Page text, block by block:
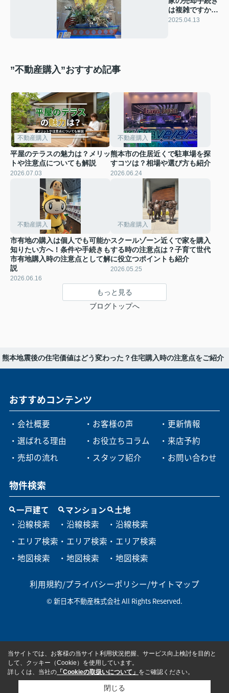
は複雑ですか？
売却プロセスを
2025.04.13
”不動産購入”おすすめ記事
不動産購入
平屋のテラスの魅力は？メリッ
トや注意点についても解説
2026.07.03
不動産購入
熊本市の住居近くで駐車場を探
すコツは？相場や選び方も紹介
2026.06.24
不動産購入
市有地の購入は個人でも可能か
知りたい方へ！条件や手続きも
市有地購入時の注意点として解
説
2026.06.16
不動産購入
スクールゾーン近くで家を購入
する時の注意点は？子育て世代
に役立つポイントも紹介
2026.05.25
もっと見る
ブログトップへ
熊本地震後の住宅価値はどう変わった？住宅購入時の注意点をご紹介
おすすめコンテンツ
・会社概要
・選ばれる理由
・売却の流れ
・お客様の声
・お役立ちコラム
・スタッフ紹介
・更新情報
・来店予約
・お問い合わせ
物件検索
一戸建て
・沿線検索
・エリア検索
・地図検索
マンション
・沿線検索
・エリア検索
・地図検索
土地
・沿線検索
・エリア検索
・地図検索
利用規約/プライバシーポリシー/サイトマップ
© 新日本不動産株式会社 All Rights Reserved.
当サイトでは、お客様の当サイト利用状況把握、サービス向上検討を目的と
して、クッキー（Cookie）を使用しています。
詳しくは、当社の 「Cookieの取扱いについて」 をご確認ください。
閉じる